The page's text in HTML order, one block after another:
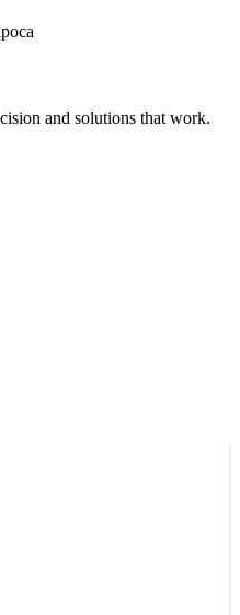
and solutions that work.